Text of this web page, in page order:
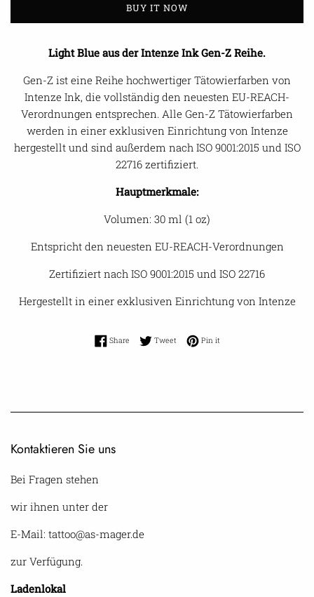
BUY IT NOW
Light Blue aus der Intenze Ink Gen-Z Reihe.
Gen-Z ist eine Reihe hochwertiger Tätowierfarben von
Intenze Ink, die vollständig den neuesten EU-REACH-
Verordnungen entsprechen. Alle Gen-Z Tätowierfarben
werden in einer exklusiven Einrichtung von Intenze
hergestellt und sind außerdem nach ISO 9001:2015 und ISO
22716 zertifiziert.
Hauptmerkmale:
Volumen: 30 ml (1 oz)
Entspricht den neuesten EU-REACH-Verordnungen
Zertifiziert nach ISO 9001:2015 und ISO 22716
Hergestellt in einer exklusiven Einrichtung von Intenze
ShareShare on Facebook
TweetTweet on Twitter
Pin itPin on Pinterest
Kontaktieren Sie uns
Bei Fragen stehen
wir ihnen unter der
E-Mail: tattoo@as-mager.de
zur Verfügung.
Ladenlokal